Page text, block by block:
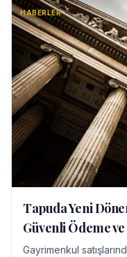
HABERLER
Tapuda Yeni
Güvenli Ödeme
Gayrimenkul